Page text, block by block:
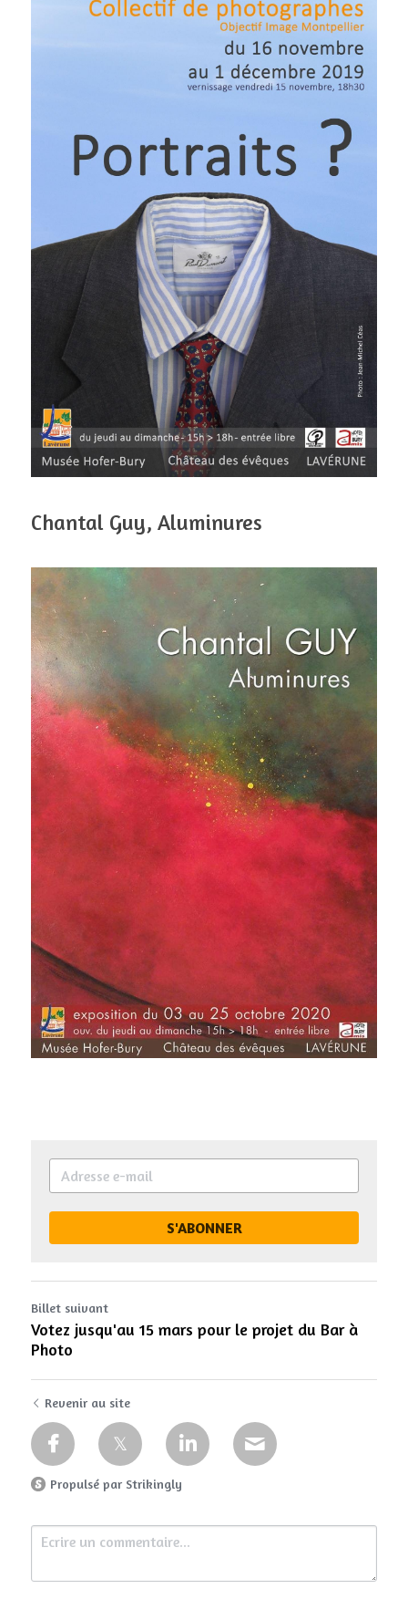
Chantal Guy, Aluminures
S'ABONNER
Billet suivant
Votez jusqu'au 15 mars pour le projet du Bar à
Photo
Revenir au site
Propulsé par Strikingly